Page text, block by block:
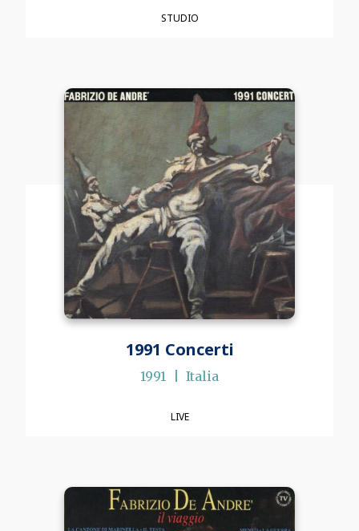
STUDIO
1991 Concerti
1991 Italia
LIVE